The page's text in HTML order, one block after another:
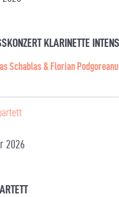
KLARINETTE
Schablas & Florian Podgoreanu
2026